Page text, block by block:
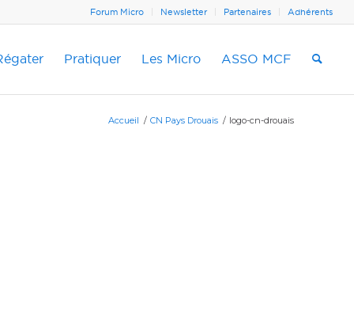
Forum Micro Newsletter Partenaires Adhérents
Pratiquer Les Micro ASSO MCF
Accueil / CN Pays Drouais / logo-cn-drouais